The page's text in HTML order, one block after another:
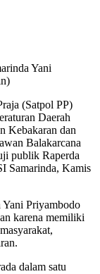
Yani
(Satpol PP)
Daerah
Kebakaran dan
Balakarcana
publik Raperda
Samarinda, Kamis
Priyambodo
karena memiliki
dalam satu